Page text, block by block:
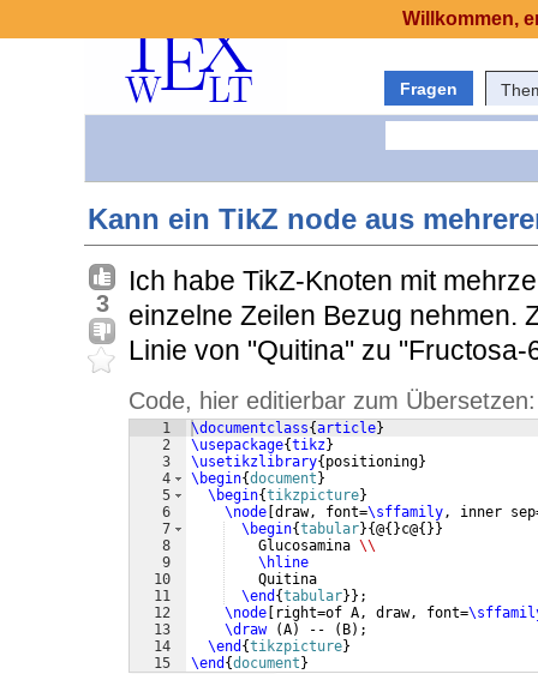
Fragen
Kann ein TikZ node aus
3
Ich habe TikZ-Knoten mit
einzelne Zeilen Bezug nehmen.
Linie von "Quitina" zu "Fructosa-
Code, hier editierbar zum Übersetzen:
1
2
3
4
5
6
7
8
9
10
11
12
13
14
15
\documentclass{article}
\usepackage{tikz}
\usetikzlibrary{ positioning}
\begin{document }
\begin{tikzpicture}
\node draw, font=\sffamily, inner
\begin{tabular}{@{ }c@{ }}
    Glucosamina
\\
\hline
    Quitina
\end {tabular} } ;
\node
right=of A, draw, font=
\draw
(A) -- ( B) ;
\end {tikzpicture}
\end {document }
Willkommen,